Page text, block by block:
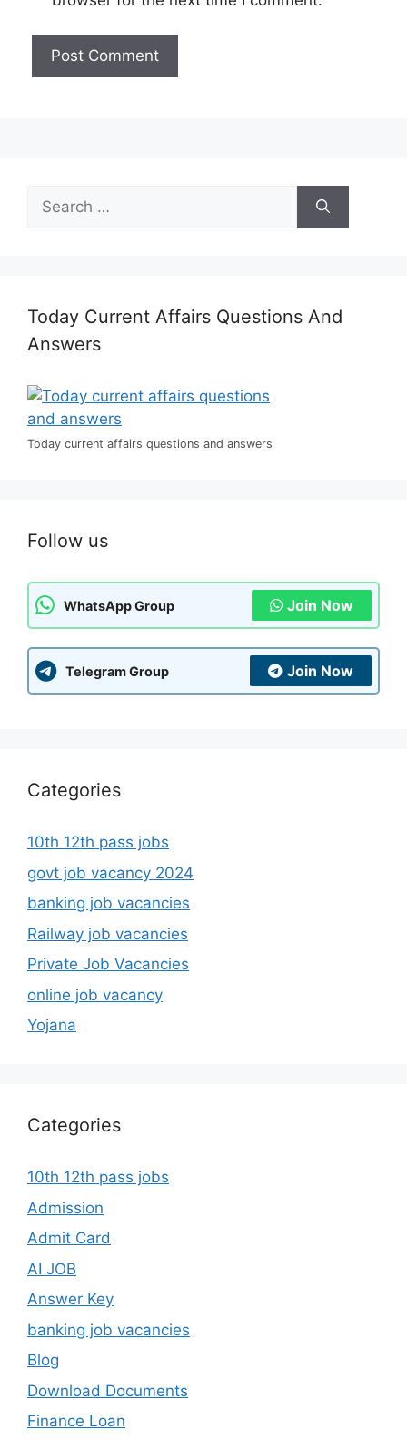
Search
for:
Today Current Affairs Questions And
Answers
Today current affairs questions and answers
Follow us
WhatsApp Group Join Now
Telegram Group Join Now
Categories
10th 12th pass jobs
govt job vacancy 2024
banking job vacancies
Railway job vacancies
Private Job Vacancies
online job vacancy
Yojana
Categories
10th 12th pass jobs
Admission
Admit Card
AI JOB
Answer Key
banking job vacancies
Blog
Download Documents
Finance Loan